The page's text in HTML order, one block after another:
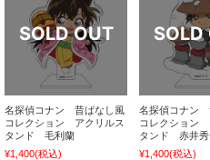
名探偵コナン 昔ばなし風
コレクション アクリルス
タンド 毛利蘭
¥1,400(税込)
名探偵コナン
コレクション
タンド 赤井秀
¥1,400(税込)